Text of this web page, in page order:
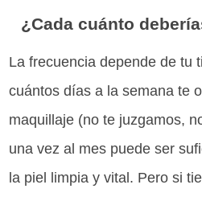
¿Cada cuánto
La frecuencia depende de tu
cuántos días a la semana te
maquillaje (no te juzgamos,
una vez al mes puede ser
la piel limpia y vital. Pero si